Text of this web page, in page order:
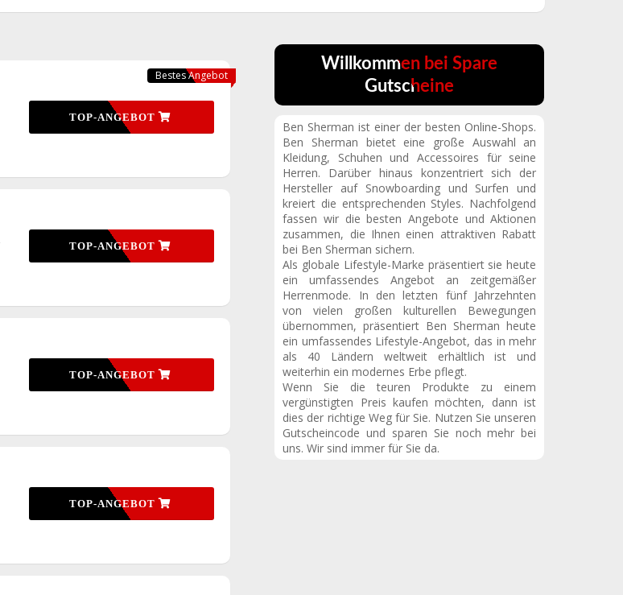
TOP-ANGEBOT
Bestes Angebot
TOP-ANGEBOT
TOP-ANGEBOT
TOP-ANGEBOT
Willkommen bei Spare
Gutscheine
Ben Sherman ist einer der besten Online-Shops.
Ben Sherman bietet eine große Auswahl an
Kleidung, Schuhen und Accessoires für seine
Herren. Darüber hinaus konzentriert sich der
Hersteller auf Snowboarding und Surfen und
kreiert die entsprechenden Styles. Nachfolgend
fassen wir die besten Angebote und Aktionen
zusammen, die Ihnen einen attraktiven Rabatt
bei Ben Sherman sichern.
Als globale Lifestyle-Marke präsentiert sie heute
ein umfassendes Angebot an zeitgemäßer
Herrenmode. In den letzten fünf Jahrzehnten
von vielen großen kulturellen Bewegungen
übernommen, präsentiert Ben Sherman heute
ein umfassendes Lifestyle-Angebot, das in mehr
als 40 Ländern weltweit erhältlich ist und
weiterhin ein modernes Erbe pflegt.
Wenn Sie die teuren Produkte zu einem
vergünstigten Preis kaufen möchten, dann ist
dies der richtige Weg für Sie. Nutzen Sie unseren
Gutscheincode und sparen Sie noch mehr bei
uns. Wir sind immer für Sie da.